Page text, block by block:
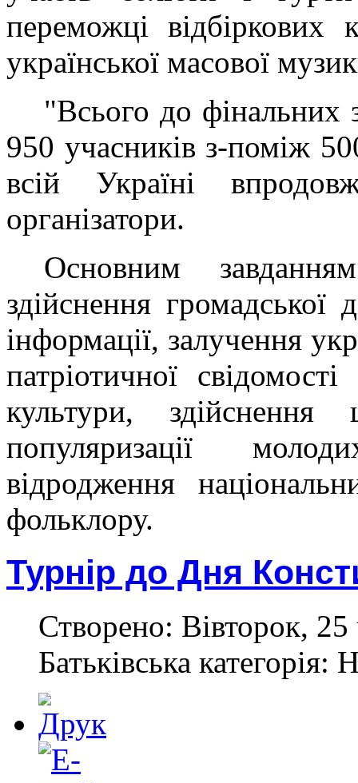
переможці відбіркових
української масової
"Всього до фінальних
950 учасників з-поміж
всій Україні
організатори.
Основним
здійснення громадської
інформації, залучення
патріотичної
культури, здійснення
популяризації
відродження
фольклору.
Турнір до Дня
Створено: Вівторок,
Батьківська категорія: